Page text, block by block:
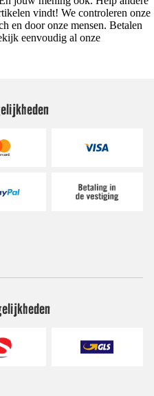
vindt! We controleren onze
en door onze mensen. Betalen
eenvoudig al onze